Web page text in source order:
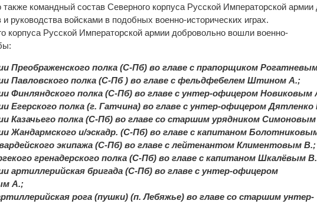
командный состав Северного корпуса Русской Императорской армии
и руководства войсками в подобных военно-исторических играх.
корпуса Русской Императорской армии добровольно вошли военно-
Преображенского полка (С-Пб) во главе с прапорщиком
Павловского полка (С-Пб ) во главе с фельдфебелем Штином А.;
Финляндского полка (С-Пб) во главе с унтер-офицером Новиковым
Егерского полка (г. Гатчина) во главе с унтер-офицером
Казачьего полка (С-Пб) во главе со старшим урядником
Жандармского и/эскадр. (С-Пб) во главе с капитаном
экипажа (С-Пб) во главе с лейтенантом Климентовым В.;
гренадерского полка (С-Пб) во главе с капитаном Шкалёвым
артиллерийская бригада (С-Пб) во главе с унтер-офицером
А.;
рога (пушки) (п. Лебяжье) во главе со старшим унтер-